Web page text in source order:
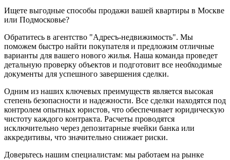
Ищете выгодные способы продажи вашей квартиры в Москве
или Подмосковье?
Обратитесь в агентство "Адресъ-недвижимость". Мы
поможем быстро найти покупателя и предложим отличные
варианты для вашего нового жилья. Наша команда проведет
детальную проверку объектов и подготовит все необходимые
документы для успешного завершения сделки.
Одним из наших ключевых преимуществ является высокая
степень безопасности и надежности. Все сделки находятся под
контролем опытных юристов, что обеспечивает юридическую
чистоту каждого контракта. Расчеты проводятся
исключительно через депозитарные ячейки банка или
аккредитивы, что значительно снижает риски.
Доверьтесь нашим специалистам: мы работаем на рынке